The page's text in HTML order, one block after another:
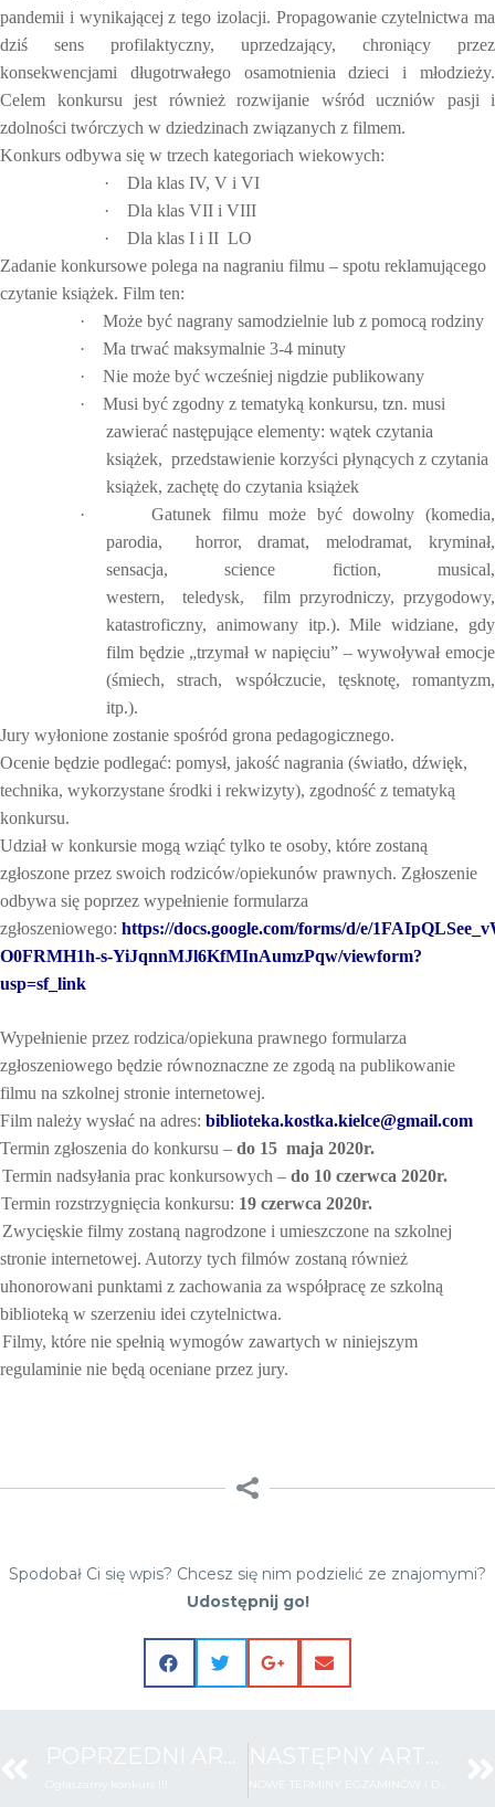
pandemii i wynikającej z tego izolacji. Propagowanie czytelnictwa ma
dziś sens profilaktyczny, uprzedzający, chroniący przez
konsekwencjami długotrwałego osamotnienia dzieci i młodzieży.
Celem konkursu jest również rozwijanie wśród uczniów pasji i
zdolności twórczych w dziedzinach związanych z filmem.
Konkurs odbywa się w trzech kategoriach wiekowych:
·
Dla klas IV, V i VI
·
Dla klas VII i VIII
·
Dla klas I i II LO
Zadanie konkursowe polega na nagraniu filmu – spotu reklamującego
czytanie książek. Film ten:
·
Może być nagrany samodzielnie lub z pomocą rodziny
·
Ma trwać maksymalnie 3-4 minuty
·
Nie może być wcześniej nigdzie publikowany
·
Musi być zgodny z tematyką konkursu, tzn. musi
zawierać następujące elementy: wątek czytania
książek, przedstawienie korzyści płynących z czytania
książek, zachętę do czytania książek
·
Gatunek filmu może być dowolny (komedia,
parodia,
horror, dramat, melodramat, kryminał,
sensacja, science fiction, musical,
western,
teledysk,
film przyrodniczy, przygodowy,
katastroficzny, animowany itp.). Mile widziane, gdy
film będzie „trzymał w napięciu” – wywoływał emocje
(śmiech, strach, współczucie, tęsknotę, romantyzm,
itp.).
Jury wyłonione zostanie spośród grona pedagogicznego.
Ocenie będzie podlegać: pomysł, jakość nagrania (światło, dźwięk,
technika, wykorzystane środki i rekwizyty), zgodność z tematyką
konkursu.
Udział w konkursie mogą wziąć tylko te osoby, które zostaną
zgłoszone przez swoich rodziców/opiekunów prawnych. Zgłoszenie
odbywa się poprzez wypełnienie formularza
zgłoszeniowego: https://docs.google.com/forms/d/e/
O0FRMH1h-s-YiJqnnMJl6KfMInAumzPqw/viewform?
usp=sf_link
Wypełnienie przez rodzica/opiekuna prawnego formularza
zgłoszeniowego będzie równoznaczne ze zgodą na publikowanie
filmu na szkolnej stronie internetowej.
Film należy wysłać na adres: biblioteka.kostka.kielce@gmail.com
Termin zgłoszenia do konkursu – do 15 maja 2020r.
Termin nadsyłania prac konkursowych – do 10 czerwca 2020r.
Termin rozstrzygnięcia konkursu: 19 czerwca 2020r.
Zwycięskie filmy zostaną nagrodzone i umieszczone na szkolnej
stronie internetowej. Autorzy tych filmów zostaną również
uhonorowani punktami z zachowania za współpracę ze szkolną
biblioteką w szerzeniu idei czytelnictwa.
Filmy, które nie spełnią wymogów zawartych w niniejszym
regulaminie nie będą oceniane przez jury.
Spodobał Ci się wpis? Chcesz się nim podzielić ze znajomymi?
Udostępnij go!